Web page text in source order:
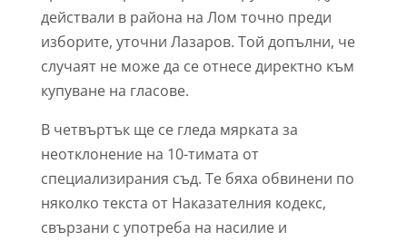
действали в района на Лом точно преди
изборите, уточни Лазаров. Той допълни, че
случаят не може да се отнесе директно към
купуване на гласове.
В четвъртък ще се гледа мярката за
неотклонение на 10-тимата от
специализирания съд. Те бяха обвинени по
няколко текста от Наказателния кодекс,
свързани с употреба на насилие и